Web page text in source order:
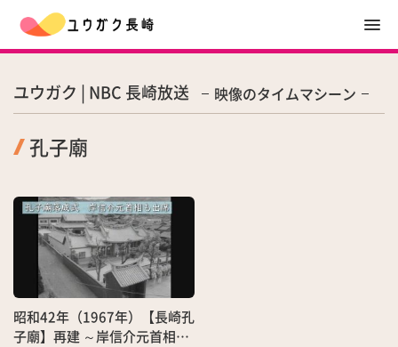
ユウガク | NBC 長崎放送 映像のタイムマシーン
孔子廟
昭和42年（1967年）【長崎孔
子廟】再建 ～岸信介元首相も